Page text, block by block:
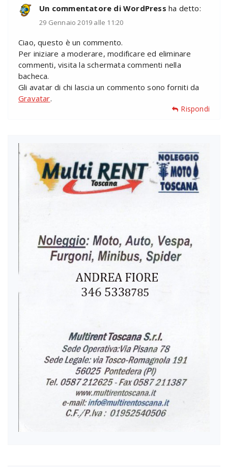
Un commentatore di WordPress ha detto:
29 Gennaio 2019 alle 11:20
Ciao, questo è un commento.
Per iniziare a moderare, modificare ed eliminare
commenti, visita la schermata commenti nella
bacheca.
Gli avatar di chi lascia un commento sono forniti da
Gravatar.
Rispondi